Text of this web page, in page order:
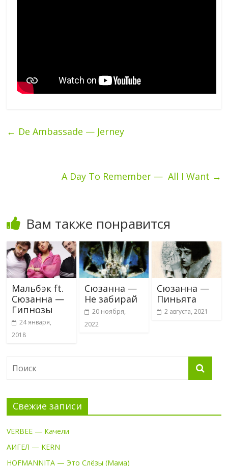
← De Ambassade — Jerney
A Day To Remember — All I Want →
Вам также понравится
Мальбэк ft.
Сюзанна —
Гипнозы
24 января,
2018
Сюзанна —
Не забирай
20 ноября,
2022
Сюзанна —
Пиньята
2 августа, 2021
Свежие записи
VERBEE — Качели
АИГЕЛ — KERN
HOFMANNITA — Это Слёзы (Мама)